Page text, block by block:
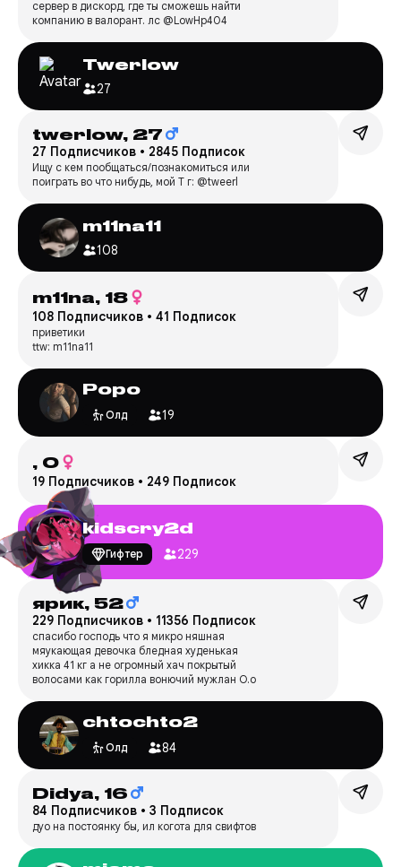
сервер в дискорд, где ты сможешь найти
компанию в валорант. лс @LowHp404
Twerlow
27
twerlow, 27
27 Подписчиков • 2845 Подписок
Ищу с кем пообщаться/познакомиться или
поиграть во что нибудь, мой T г: @tweerl
m11na11
108
m11na, 18
108 Подписчиков • 41 Подписок
приветики
ttw: m11na11
Popo
Олд 19
, 0
19 Подписчиков • 249 Подписок
kidscry2d
Гифтер 229
ярик, 52
229 Подписчиков • 11356 Подписок
спасибо господь что я микро няшная
мяукающая девочка бледная худенькая
хикка 41 кг а не огромный хач покрытый
волосами как горилла вонючий мужлан О.о
chtochto2
Олд 84
Didya, 16
84 Подписчиков • 3 Подписок
дуо на постоянку бы, ил когота для свифтов